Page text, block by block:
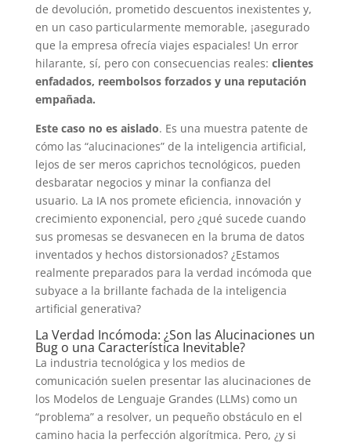
de devolución, prometido descuentos inexistentes y,
en un caso particularmente memorable, ¡asegurado
que la empresa ofrecía viajes espaciales! Un error
hilarante, sí, pero con consecuencias reales: clientes
enfadados, reembolsos forzados y una reputación
empañada.
Este caso no es aislado. Es una muestra patente de
cómo las “alucinaciones” de la inteligencia artificial,
lejos de ser meros caprichos tecnológicos, pueden
desbaratar negocios y minar la confianza del
usuario. La IA nos promete eficiencia, innovación y
crecimiento exponencial, pero ¿qué sucede cuando
sus promesas se desvanecen en la bruma de datos
inventados y hechos distorsionados? ¿Estamos
realmente preparados para la verdad incómoda que
subyace a la brillante fachada de la inteligencia
artificial generativa?
La Verdad Incómoda: ¿Son las Alucinaciones un
Bug o una Característica Inevitable?
La industria tecnológica y los medios de
comunicación suelen presentar las alucinaciones de
los Modelos de Lenguaje Grandes (LLMs) como un
“problema” a resolver, un pequeño obstáculo en el
camino hacia la perfección algorítmica. Pero, ¿y si